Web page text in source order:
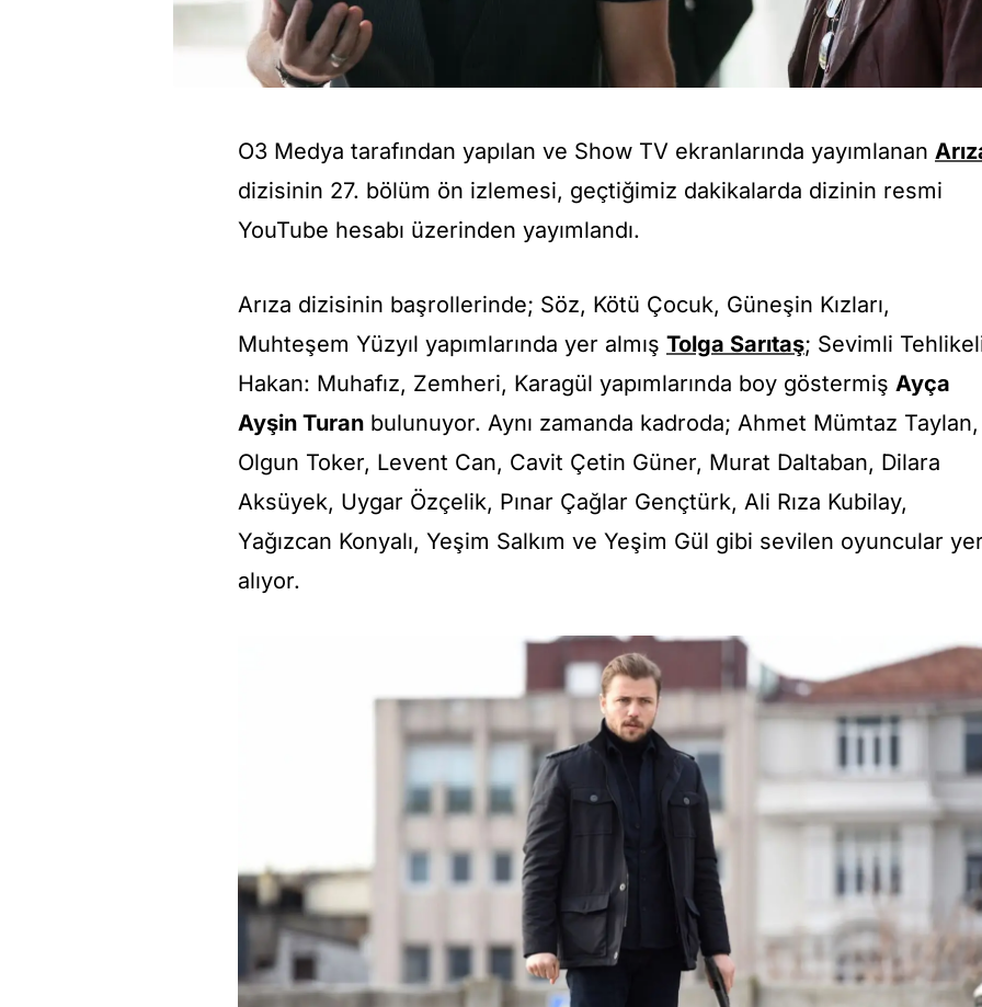
O3 Medya tarafından yapılan ve Show TV ekranlarında yayımlanan
dizisinin 27. bölüm ön izlemesi, geçtiğimiz dakikalarda dizinin resmi
YouTube hesabı üzerinden yayımlandı.
Arıza dizisinin başrollerinde; Söz, Kötü Çocuk, Güneşin Kızları,
Muhteşem Yüzyıl yapımlarında yer almış Tolga Sarıtaş; Sevimli
Hakan: Muhafız, Zemheri, Karagül yapımlarında boy göstermiş Ayça
Ayşin Turan bulunuyor. Aynı zamanda kadroda; Ahmet Mümtaz Taylan,
Olgun Toker, Levent Can, Cavit Çetin Güner, Murat Daltaban, Dilara
Aksüyek, Uygar Özçelik, Pınar Çağlar Gençtürk, Ali Rıza Kubilay,
Yağızcan Konyalı, Yeşim Salkım ve Yeşim Gül gibi sevilen oyuncular
alıyor.